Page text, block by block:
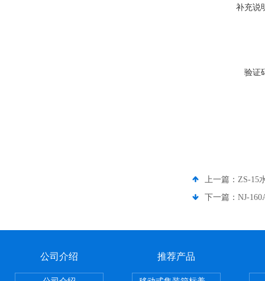
补充说
验证
上一篇： ZS-15
下一篇： NJ-
公司介绍 推荐产品